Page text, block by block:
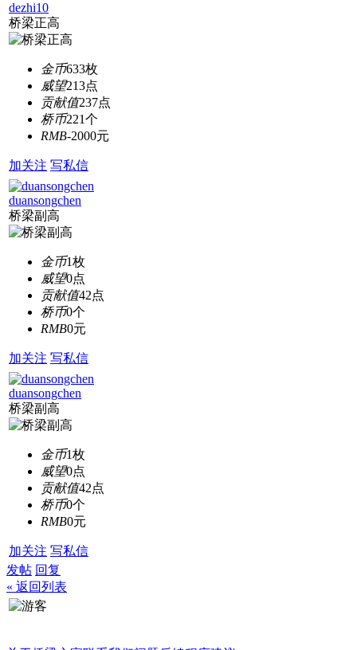
dezhi10
桥梁正高
金币633枚
威望213点
贡献值237点
桥币221个
RMB-2000元
加关注 写私信
duansongchen
桥梁副高
金币1枚
威望0点
贡献值42点
桥币0个
RMB0元
加关注 写私信
duansongchen
桥梁副高
金币1枚
威望0点
贡献值42点
桥币0个
RMB0元
加关注 写私信
发帖 回复
« 返回列表